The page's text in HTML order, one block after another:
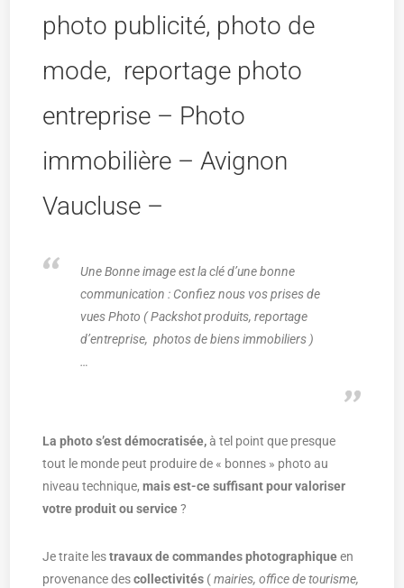
photo publicité, photo de
mode, reportage photo
entreprise – Photo
immobilière – Avignon
Vaucluse –
Une Bonne image est la clé d’une bonne
communication : Confiez nous vos prises de
vues Photo ( Packshot produits, reportage
d’entreprise, photos de biens immobiliers )
…
La photo s’est démocratisée,à tel point que presque
tout le monde peut produire de « bonnes » photo au
niveau technique,mais est-ce suffisant pour valoriser
votre produit ou service?
Je traite lestravaux de commandes photographiqueen
provenance descollectivités (mairies, office de tourisme,